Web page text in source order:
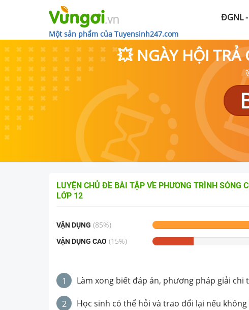
Một sản phẩm của Tuyensinh247.com
ĐGNL
💥 NGÀY HỘI TRẢ
LUYỆN CHỦ ĐỀ BÀI TẬP VỀ PHƯƠNG TRÌNH SÓNG
LỚP 12
VẬN DỤNG (85%)
VẬN DỤNG CAO (15%)
1 Làm xong biết đáp án, phương pháp giải chi
2 Học sinh có thể hỏi và trao đổi lại nếu không